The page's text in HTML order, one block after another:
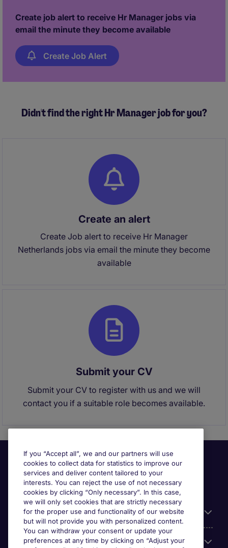
actief bij aan de verdere professionalisering van de
salarisadministratie.
Create job alert to receive Hr Manager jobs via
email the minute they become available
Create Job Alert
Didn't find the right Hr Manager job for you?
Create an alert
Create Job alert to receive Hr Manager
Netherlands jobs via email the minute they become
available
Submit your CV
Submit your CV to register with us and we will
contact you if a suitable role becomes available.
Useful information
Our Expertise
If you “Accept all”, we and our partners will use
cookies to collect data for statistics to improve our
services and deliver content tailored to your
interests. You can reject the use of not necessary
cookies by clicking “Only necessary”. In this case,
we will only set cookies that are strictly necessary
for the proper use and functionality of our website
but will not provide you with personalized content.
You can withdraw your consent or update your
preferences at any time by clicking on “Adjust your